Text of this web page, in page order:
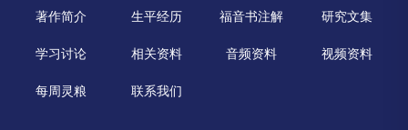
著作简介 生平经历 福音书注解 研究文集
学习讨论 相关资料 音频资料 视频资料
每周灵粮 联系我们